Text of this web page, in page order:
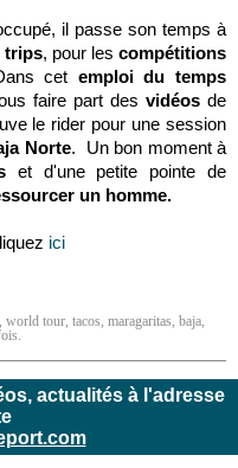
il passe son temps à
trips, pour les compétitions
cet emploi du temps
faire part des vidéos de
le rider pour une session
Norte. Un bon moment à
et d'une petite pointe de
un homme.
ici
, world tour, tacos, maragaritas, baja,
actualités à l'adresse